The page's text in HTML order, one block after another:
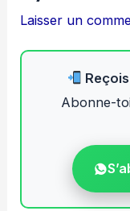
Laisser un
Abonne-